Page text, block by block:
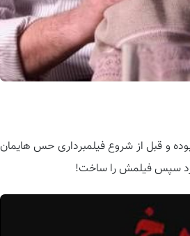
و قبل از شروع فیلمبرداری حس هایمان
کرد سپس فیلمش را ساخت!